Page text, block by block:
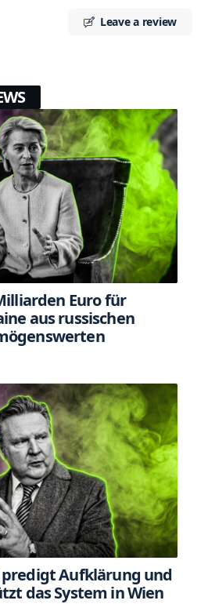
Leave a review
Euro für
aus russischen
predigt Aufklärung und
das System in Wien